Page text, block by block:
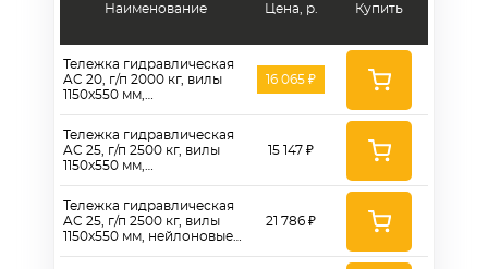
Наименование
Тележка гидравлическая
AC 20, г/п 2000 кг, вилы
1150x550 мм,
Тележка гидравлическая
AC 25, г/п 2500 кг, вилы
1150x550 мм,
Тележка гидравлическая
AC 25, г/п 2500 кг, вилы
1150x550 мм, нейлоновые
Цена, р.
16 065 ₽
15 147 ₽
21 786 ₽
Купить